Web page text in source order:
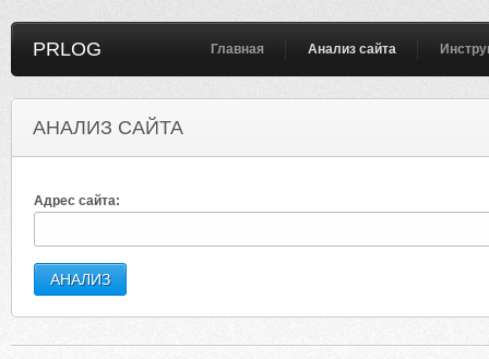
PRLOG Главная Анализ сайта
АНАЛИЗ САЙТА
Адрес сайта: